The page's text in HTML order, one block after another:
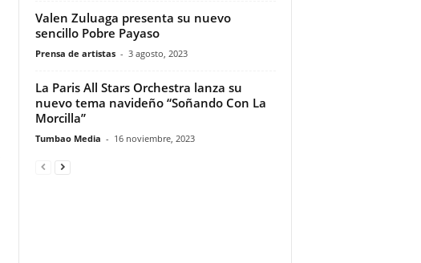
Valen Zuluaga presenta su nuevo
sencillo Pobre Payaso
Prensa de artistas - 3 agosto, 2023
La Paris All Stars Orchestra lanza su
nuevo tema navideño “Soñando Con La
Morcilla”
Tumbao Media - 16 noviembre, 2023